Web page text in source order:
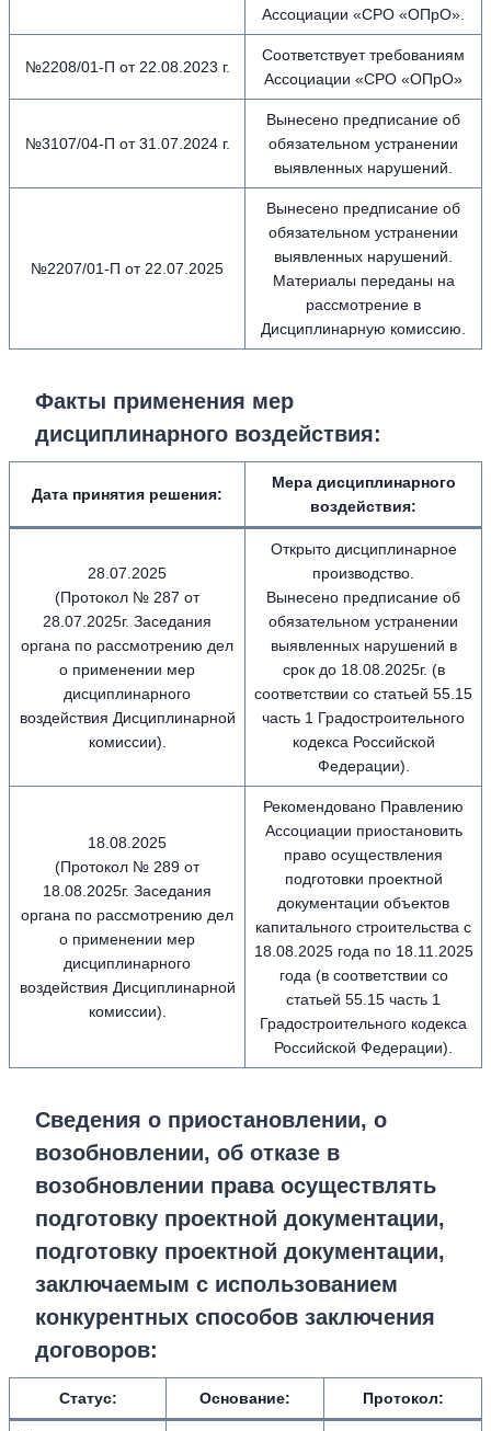
Ассоциации «СРО «ОПрО».
№2208/01-П от 22.08.2023 г.
Соответствует требованиям
Ассоциации «СРО «ОПрО»
№3107/04-П от 31.07.2024 г.
Вынесено предписание об
обязательном устранении
выявленных нарушений.
№2207/01-П от 22.07.2025
Вынесено предписание об
обязательном устранении
выявленных нарушений.
Материалы переданы на
рассмотрение в
Дисциплинарную комиссию.
Факты применения мер
дисциплинарного воздействия:
Дата принятия решения:
Мера дисциплинарного
воздействия:
28.07.2025
(Протокол № 287 от
28.07.2025г. Заседания
органа по рассмотрению дел
о применении мер
дисциплинарного
воздействия Дисциплинарной
комиссии).
Открыто дисциплинарное
производство.
Вынесено предписание об
обязательном устранении
выявленных нарушений в
срок до 18.08.2025г. (в
соответствии со статьей 55.15
часть 1 Градостроительного
кодекса Российской
Федерации).
18.08.2025
(Протокол № 289 от
18.08.2025г. Заседания
органа по рассмотрению дел
о применении мер
дисциплинарного
воздействия Дисциплинарной
комиссии).
Рекомендовано Правлению
Ассоциации приостановить
право осуществления
подготовки проектной
документации объектов
капитального строительства с
18.08.2025 года по 18.11.2025
года (в соответствии со
статьей 55.15 часть 1
Градостроительного кодекса
Российской Федерации).
Сведения о приостановлении, о
возобновлении, об отказе в
возобновлении права осуществлять
подготовку проектной документации,
подготовку проектной документации,
заключаемым с использованием
конкурентных способов заключения
договоров:
Статус: Основание: Протокол: